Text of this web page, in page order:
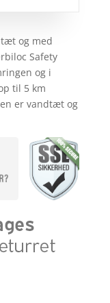
og med
Safety
og i
til 5 km
er vandtæt og